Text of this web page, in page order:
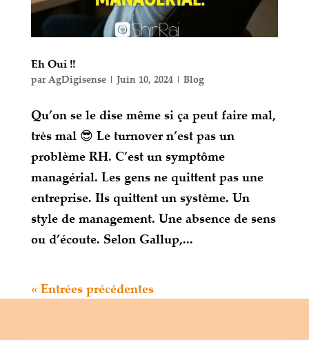
Eh Oui !!
parAgDigisense| Juin 10, 2024| Blog
Qu’on se le dise même si ça peut faire mal,
très mal 😎 Le turnover n’est pas un
problème RH. C’est un symptôme
managérial. Les gens ne quittent pas une
entreprise. Ils quittent un système. Un
style de management. Une absence de sens
ou d’écoute. Selon Gallup,...
« Entrées précédentes